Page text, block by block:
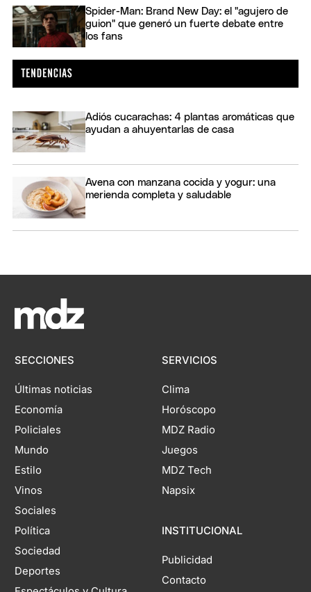
Spider-Man: Brand New Day: el "agujero de
guion" que generó un fuerte debate entre
los fans
Adiós cucarachas: 4 plantas aromáticas que
ayudan a ahuyentarlas de casa
Avena con manzana cocida y yogur: una
merienda completa y saludable
SECCIONES
Últimas noticias
Economía
Policiales
Mundo
Estilo
Vinos
Sociales
Política
Sociedad
Deportes
SERVICIOS
Clima
Horóscopo
MDZ Radio
Juegos
MDZ Tech
Napsix
INSTITUCIONAL
Publicidad
Contacto